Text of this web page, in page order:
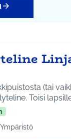
(tai
Toisi
mukaan:
tulokset teeman
Ympäristö